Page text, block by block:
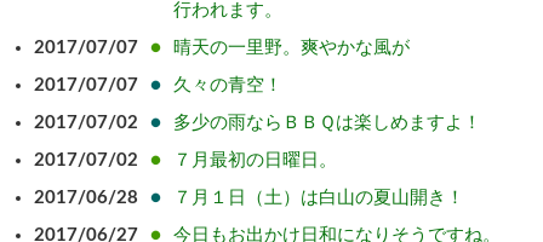
行われます。
2017/07/07 晴天の一里野。爽やかな風が
2017/07/07 久々の青空！
2017/07/02 多少の雨ならＢＢＱは楽しめますよ！
2017/07/02 ７月最初の日曜日。
2017/06/28 ７月１日（土）は白山の夏山開き！
2017/06/27 今日もお出かけ日和になりそうですね。